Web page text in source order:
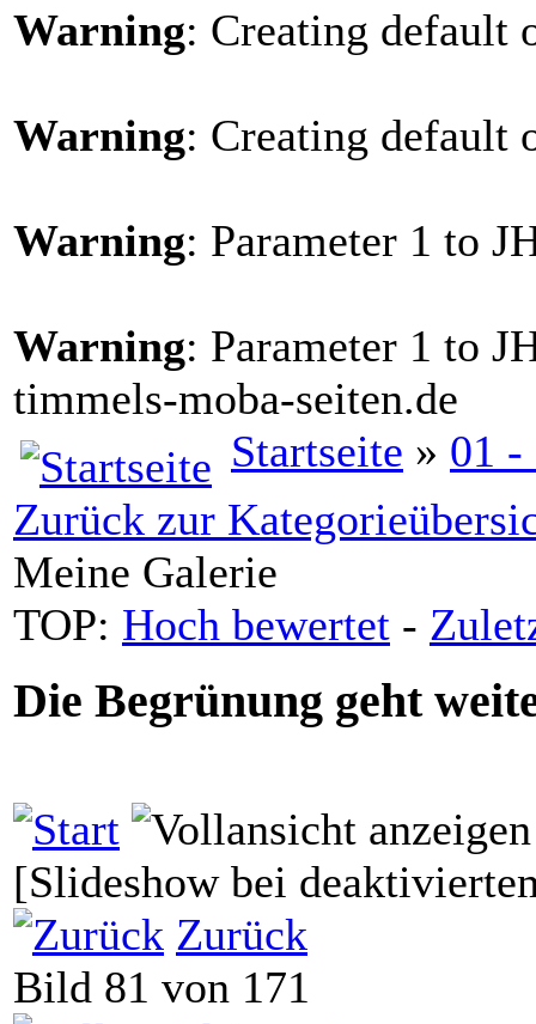
Warning: Creating default
Warning: Creating default
Warning: Parameter 1 to
Warning: Parameter 1 to
timmels-moba-seiten.de
Startseite » 01 -
Zurück zur
Meine Galerie
TOP: Hoch bewertet -
Die Begrünung geht
[Slideshow bei
Zurück
Bild 81 von 171